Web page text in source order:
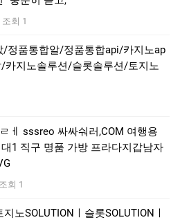
조회 1
/정품통합알/정품통합api/카지노ap
지노솔루션/슬롯솔루션/토지노
ㅔ sssreo 싸싸숴러,COM 여행용
1 직구 명품 가방 프라다지갑남자
조회 1
노SOLUTIONㅣ슬롯SOLUTIONㅣ